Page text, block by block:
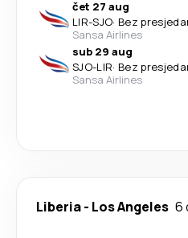
čet 27 aug
LIR-SJO· Bez
Sansa Airlines
sub 29 aug
SJO-LIR· Bez
Sansa Airlines
Liberia- Los Angeles 6